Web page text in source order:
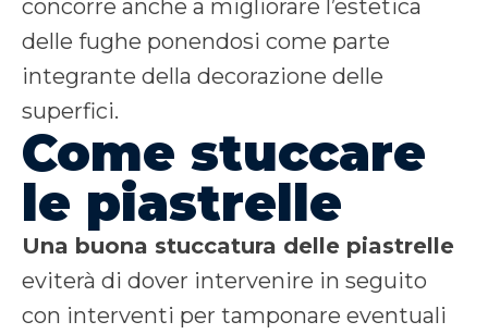
concorre anche a migliorare l’estetica
delle fughe ponendosi come parte
integrante della decorazione delle
superfici.
Come stuccare
le piastrelle
Una buona stuccatura delle piastrelle
eviterà di dover intervenire in seguito
con interventi per tamponare eventuali